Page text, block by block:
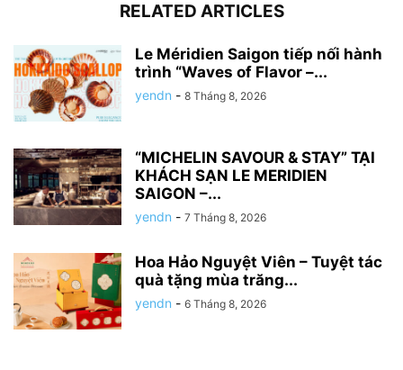
RELATED ARTICLES
Le Méridien Saigon tiếp nối hành
trình “Waves of Flavor –...
yendn - 8 Tháng 8, 2026
“MICHELIN SAVOUR & STAY” TẠI
KHÁCH SẠN LE MERIDIEN
SAIGON –...
yendn - 7 Tháng 8, 2026
Hoa Hảo Nguyệt Viên – Tuyệt tác
quà tặng mùa trăng...
yendn - 6 Tháng 8, 2026